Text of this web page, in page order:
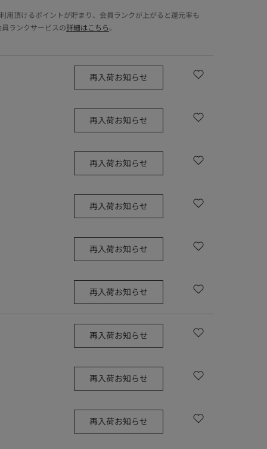
用頂けるポイントが貯まり、会員ランクが上がると還元率も
ランクサービスの詳細はこちら。
再入荷お知らせ
再入荷お知らせ
再入荷お知らせ
再入荷お知らせ
再入荷お知らせ
再入荷お知らせ
再入荷お知らせ
再入荷お知らせ
再入荷お知らせ